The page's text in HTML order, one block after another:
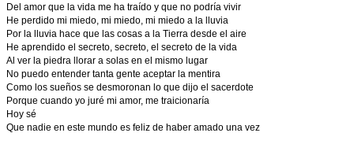
Del amor que la vida me ha traído y que no podría vivir
He perdido mi miedo, mi miedo, mi miedo a la lluvia
Por la lluvia hace que las cosas a la Tierra desde el aire
He aprendido el secreto, secreto, el secreto de la vida
Al ver la piedra llorar a solas en el mismo lugar
No puedo entender tanta gente aceptar la mentira
Como los sueños se desmoronan lo que dijo el sacerdote
Porque cuando yo juré mi amor, me traicionaría
Hoy sé
Que nadie en este mundo es feliz de haber amado una vez